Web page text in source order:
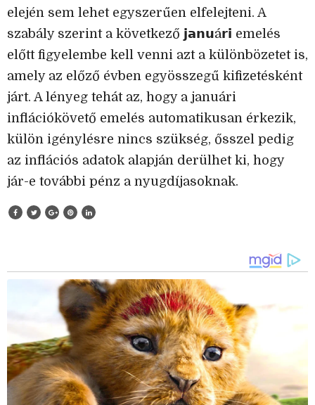
elején sem lehet egyszerűen elfelejteni. A
szabály szerint a következő 𝗷𝗮𝗻𝘂á𝗿𝗶 emelés
előtt figyelembe kell venni azt a különbözetet is,
amely az előző évben egyösszegű kifizetésként
járt. A lényeg tehát az, hogy a januári
inflációkövető emelés automatikusan érkezik,
külön igénylésre nincs szükség, ősszel pedig
az inflációs adatok alapján derülhet ki, hogy
jár-e további pénz a nyugdíjasoknak.